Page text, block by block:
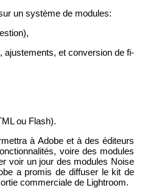
un sys­tème de mo­dules:
ajus­te­ments, et conver­sion de fi­
ou Flash).
à Adobe et à des édi­teurs
voire des mo­dules
voir un jour des mo­dules Noise
a pro­mis de dif­fu­ser le kit de
com­mer­ciale de Ligh­troom.